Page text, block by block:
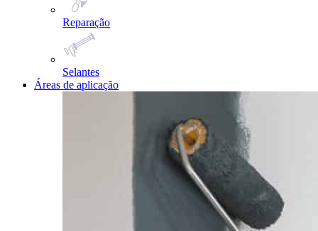
Reparação
Selantes
Áreas de aplicação